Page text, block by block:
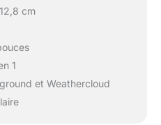
WH51 / thermo-
/ thermomètre
jusqu'à 4
de qualité de
WH4 1/WH433. /
cm
1
et Weathercloud